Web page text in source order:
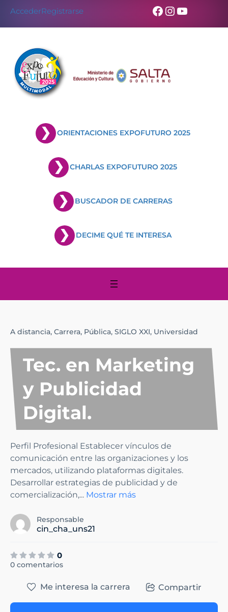
AccederRegistrarse Facebook
Instagram
YouTube
ORIENTACIONES EXPOFUTURO 2025
CHARLAS EXPOFUTURO 2025
BUSCADOR DE CARRERAS
DECIME QUÉ TE INTERESA
A distancia, Carrera, Pública, SIGLO XXI, Universidad
Tec. en Marketing
y Publicidad
Digital.
Perfil Profesional Establecer vínculos de
comunicación entre las organizaciones y los
mercados, utilizando plataformas digitales.
Desarrollar estrategias de publicidad y de
comercialización,... Mostrar más
Responsable
cin_cha_uns21
0
0 comentarios
Me interesa la carrera Compartir